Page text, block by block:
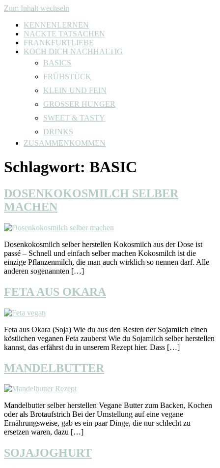
Zum Inhalt wechseln
KENNENLERNEN
NACKTE TATSACHEN
FRANKFURTLIEBE
KOCH DICH NACHHALTIG
BASICS
FRÜHSTÜCK
KLEIN UND FEIN
GROSSER HUNGER
SWEET & TASTY
DRINKS
ZUSAMMENKOMMEN
Schlagwort: BASIC
DOSENKOKOSMILCH SELBER
MACHEN
Dosenkokosmilch selber herstellen Kokosmilch aus der Dose ist
passé – Schnell und einfach selber machen Kokosmilch ist die
einzige Pflanzenmilch, die man auch wirklich so nennen darf. Alle
anderen sogenannten […]
FETA AUS OKARA
Feta aus Okara (Soja) Wie du aus den Resten der Sojamilch einen
köstlichen veganen Feta zauberst Wie du Sojamilch selber herstellen
kannst, das erfährst du in unserem Rezept hier. Dass […]
MANDELBUTTER
Mandelbutter selber herstellen Vegane Butter zum Backen, Kochen
oder als Brotaufstrich Bei der Umstellung auf eine vegane
Ernährungsweise, gab es ein paar Dinge, die nur schlecht zu
ersetzen waren, dazu […]
SOJAJOGHURT